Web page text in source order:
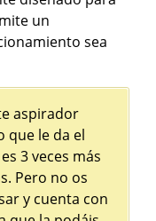
un
sea
aspirador
que le da el
3 veces más
Pero no os
y cuenta con